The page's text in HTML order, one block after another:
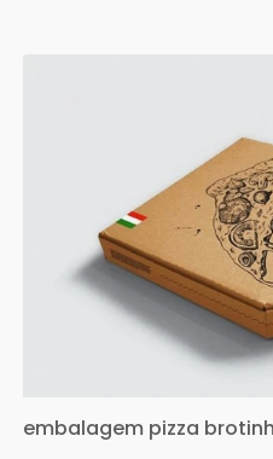
embalagem pizza